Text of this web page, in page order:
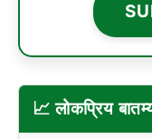
📈 लोकप्रिय